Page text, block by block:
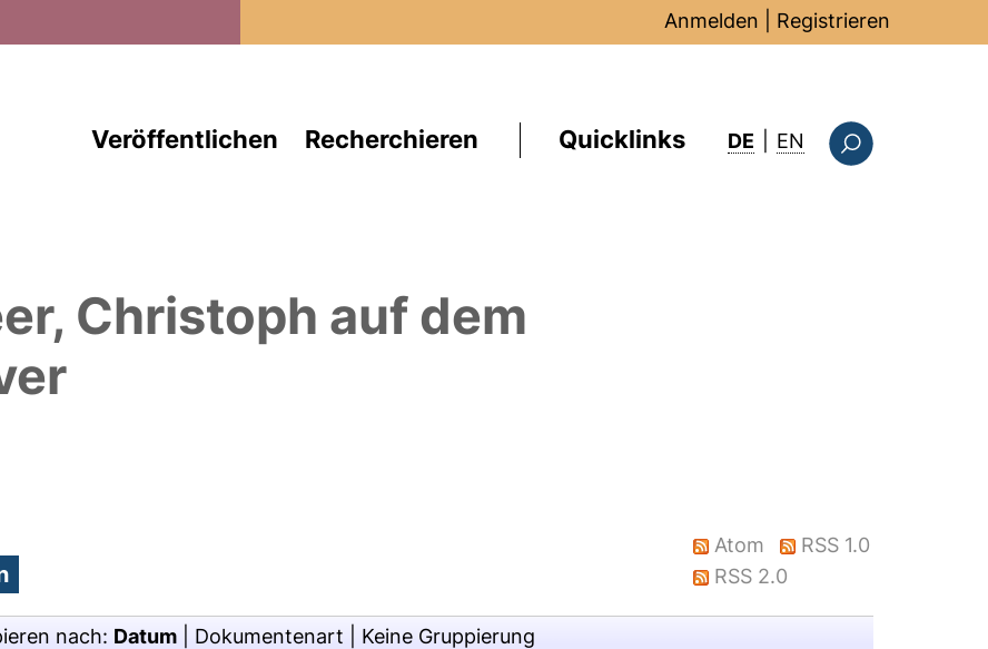
Anmelden Registrieren
Veröffentlichen Recherchieren Quicklinks DE EN : this page in
Christoph auf dem
Atom
RSS 1.0
RSS 2.0
nach: Datum Dokumentenart Keine Gruppierung